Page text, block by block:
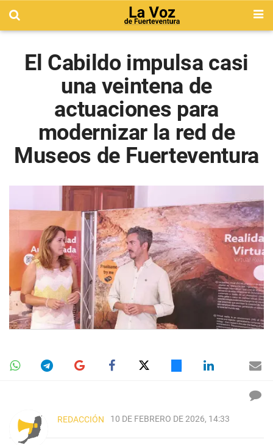
El Cabildo impulsa casi
una veintena de
actuaciones para
modernizar la red de
Museos de Fuerteventura
REDACCIÓN 10 DE FEBRERO DE 2026, 14:33